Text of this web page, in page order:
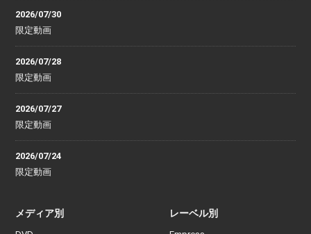
2026/07/30
限定動画
2026/07/28
限定動画
2026/07/27
限定動画
2026/07/24
限定動画
メディア別 レーベル別